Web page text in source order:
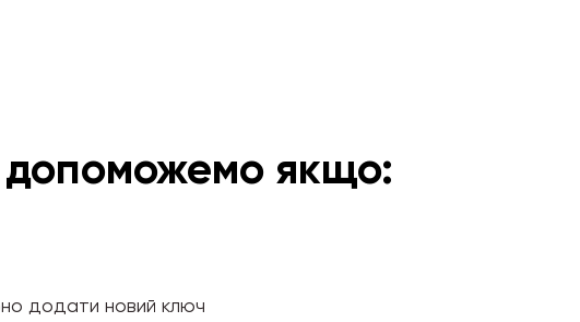
якщо:
додати новий ключ